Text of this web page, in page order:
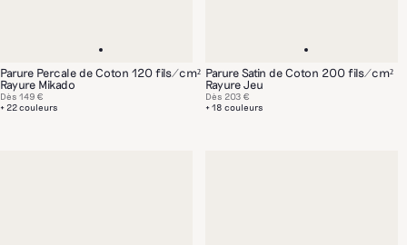
Parure Percale de Coton 120 fils/cm²
Rayure Mikado
+ 22 couleurs
Dès 149 €
Parure Satin de Coton 200 fils/cm²
Rayure Jeu
+ 18 couleurs
Dès 203 €